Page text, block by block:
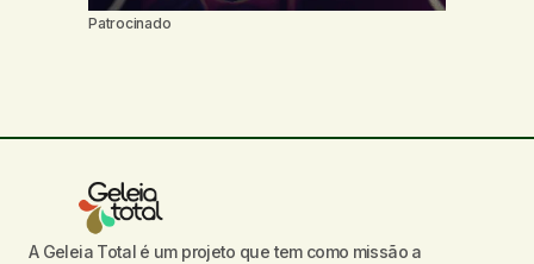
Patrocinado
A Geleia Total é um projeto que tem como missão a